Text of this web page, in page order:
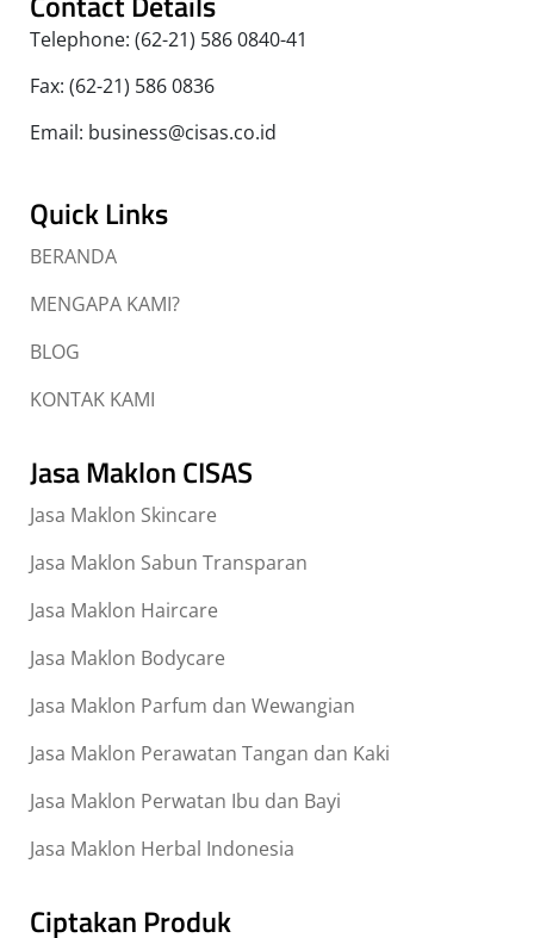
Telephone: (62-21) 586 0840-41
Fax: (62-21) 586 0836
Email: business@cisas.co.id
Quick Links
BERANDA
MENGAPA KAMI?
BLOG
KONTAK KAMI
Jasa Maklon CISAS
Jasa Maklon Skincare
Jasa Maklon Sabun Transparan
Jasa Maklon Haircare
Jasa Maklon Bodycare
Jasa Maklon Parfum dan Wewangian
Jasa Maklon Perawatan Tangan dan Kaki
Jasa Maklon Perwatan Ibu dan Bayi
Jasa Maklon Herbal Indonesia
Ciptakan Produk